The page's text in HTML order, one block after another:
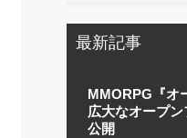
最新記事
MMORPG『オ
広大なオープ
公開